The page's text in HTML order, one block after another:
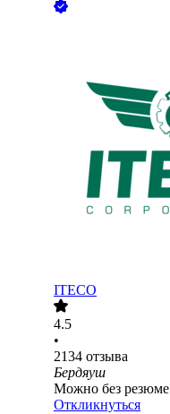
ITECO
4.5
•
2134 отзыва
Бердяуш
Можно без резюме
Откликнуться